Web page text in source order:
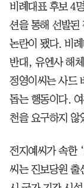
비례대표 후보 4
션을 통해 선발된
논란이 됐다. 비
반대, 유엔사 해
정영이씨는 사드
돕는 행동이다.
천을 요구하지 않
전지예씨가 속한
씨는 진보당원 출